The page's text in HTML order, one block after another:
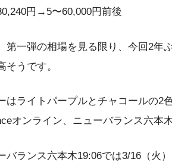
円→5〜60,000円前後
第一弾の相場を見る限り、今回2
そうです。
はライトパープルとチャコールの2
オンライン、ニューバランス六本
バランス六本木19:06では3/16（火